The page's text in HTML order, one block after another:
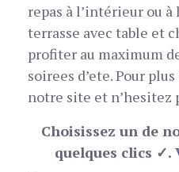
repas à l’intérieur ou à
terrasse avec table et
profiter au maximum
soirees d’ete. Pour
notre site et n’hesitez
Choisissez un de
quelques clics ✓.